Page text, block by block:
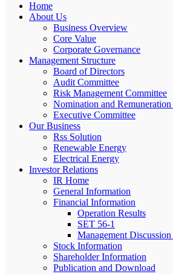
Home
About Us
Business Overview
Core Value
Corporate Governance
Management Structure
Board of Directors
Audit Committee
Risk Management Committee
Nomination and
Executive Committee
Our Business
Rss Solution
Renewable Energy
Electrical Energy
Investor Relations
IR Home
General Information
Financial Information
Operation Results
SET 56-1
Management
Stock Information
Shareholder Information
Publication and Download